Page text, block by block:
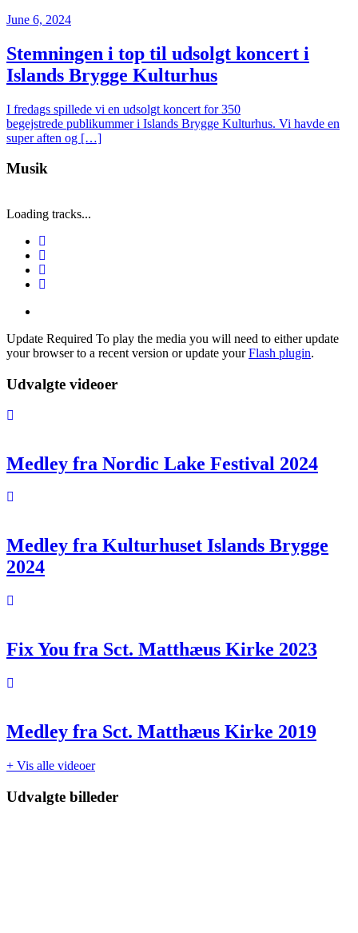
June 6, 2024
Stemningen i top til udsolgt koncert i
Islands Brygge Kulturhus
I fredags spillede vi en udsolgt koncert for 350
begejstrede publikummer i Islands Brygge Kulturhus. Vi havde en
super aften og […]
Musik
Loading tracks...
Update Required To play the media you will need to either update
your browser to a recent version or update yourFlash plugin.
Udvalgte videoer
Medley fra Nordic Lake Festival 2024
Medley fra Kulturhuset Islands Brygge
2024
Fix You fra Sct. Matthæus Kirke 2023
Medley fra Sct. Matthæus Kirke 2019
+ Vis alle videoer
Udvalgte billeder